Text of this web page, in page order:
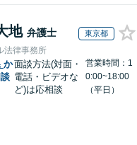
地 弁護士 東京都
法律事務所
か面談方法(対面・
電話・ビデオな
ど)は応相談
営業時間：1
0:00~18:00
（平日）